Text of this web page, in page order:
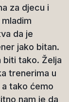
za djecu i
da je
jako bitan.
biti tako. Želja
trenerima u
tako ćemo
nam je da